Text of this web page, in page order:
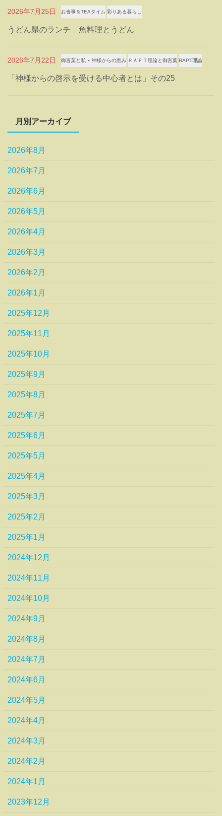
2026年7月25日 お食事＆TEAタイム 彩りある暮らし
うどん県のランチ 魚料理とうどん
2026年7月22日 御言葉と私 ⋆ 神様からの恵み ＲＡＰＴ理論と御言葉 RAPT理論
「神様からの啓示を受ける中心者とは」その25
月別アーカイブ
2026年8月
2026年7月
2026年6月
2026年5月
2026年4月
2026年3月
2026年2月
2026年1月
2025年12月
2025年11月
2025年10月
2025年9月
2025年8月
2025年7月
2025年6月
2025年5月
2025年4月
2025年3月
2025年2月
2025年1月
2024年12月
2024年11月
2024年10月
2024年9月
2024年8月
2024年7月
2024年6月
2024年5月
2024年4月
2024年3月
2024年2月
2024年1月
2023年12月